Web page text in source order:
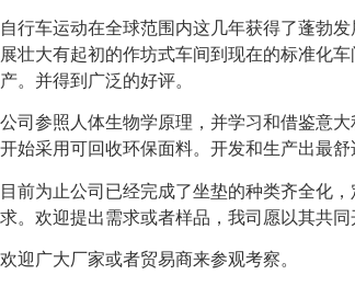
自行车运动在全球范围内这几年获得了蓬勃
展壮大有起初的作坊式车间到现在的标准化
产。并得到广泛的好评。
公司参照人体生物学原理，并学习和借鉴意
开始采用可回收环保面料。开发和生产出最
目前为止公司已经完成了坐垫的种类齐全化
求。欢迎提出需求或者样品，我司愿以其共
欢迎广大厂家或者贸易商来参观考察。